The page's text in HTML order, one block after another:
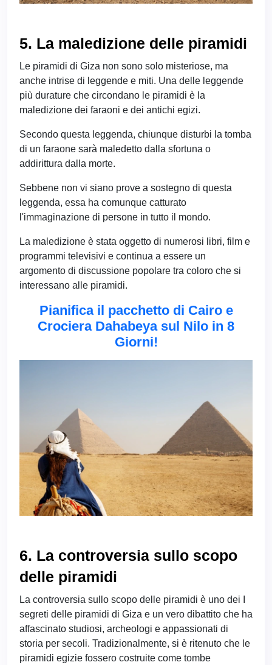
5. La maledizione delle piramidi
Le piramidi di Giza non sono solo misteriose, ma
anche intrise di leggende e miti. Una delle leggende
più durature che circondano le piramidi è la
maledizione dei faraoni e dei antichi egizi.
Secondo questa leggenda, chiunque disturbi la tomba
di un faraone sarà maledetto dalla sfortuna o
addirittura dalla morte.
Sebbene non vi siano prove a sostegno di questa
leggenda, essa ha comunque catturato
l'immaginazione di persone in tutto il mondo.
La maledizione è stata oggetto di numerosi libri, film e
programmi televisivi e continua a essere un
argomento di discussione popolare tra coloro che si
interessano alle piramidi.
Pianifica il pacchetto di Cairo e
Crociera Dahabeya sul Nilo in 8
Giorni!
6. La controversia sullo scopo
delle piramidi
La controversia sullo scopo delle piramidi è uno dei I
segreti delle piramidi di Giza e un vero dibattito che ha
affascinato studiosi, archeologi e appassionati di
storia per secoli. Tradizionalmente, si è ritenuto che le
piramidi egizie fossero costruite come tombe